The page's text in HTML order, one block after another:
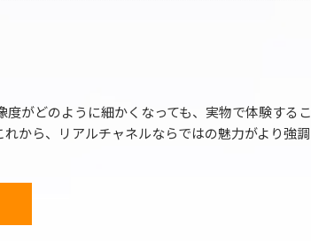
がどのように細かくなっても、実物で体験するこ
から、リアルチャネルならではの魅力がより強調